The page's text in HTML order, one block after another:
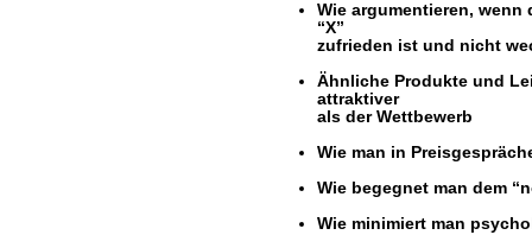
Wie argumentieren, wenn
“X”
zufrieden ist und nicht
Ähnliche Produkte und
attraktiver
als der Wettbewerb
Wie man in
Wie begegnet man dem
Wie minimiert man